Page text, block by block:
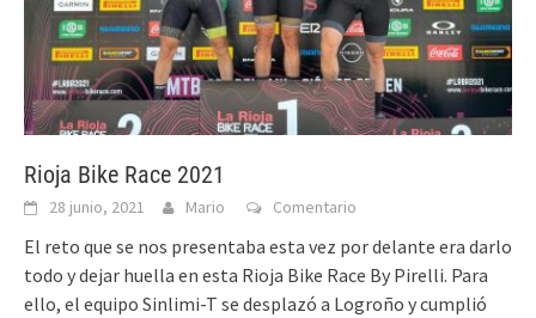
Rioja Bike Race 2021
28 junio, 2021 Mario Comentario
El reto que se nos presentaba esta vez por delante era darlo
todo y dejar huella en esta Rioja Bike Race By Pirelli. Para
ello, el equipo Sinlimi-T se desplazó a Logroño y cumplió